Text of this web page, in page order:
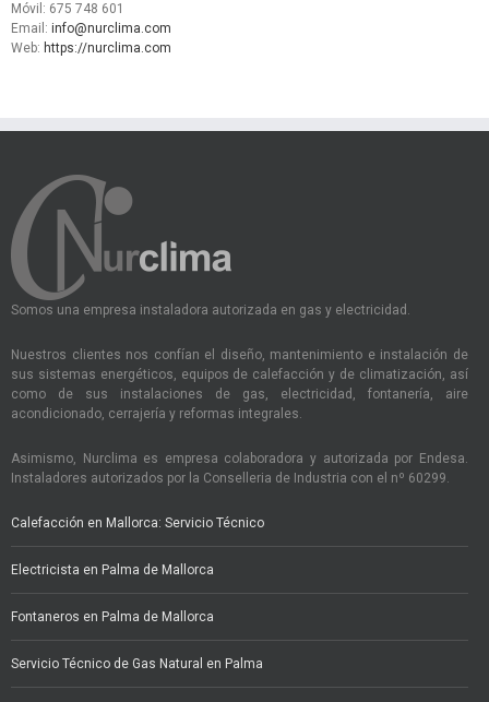
Móvil: 675 748 601
Email: info@nurclima.com
Web: https://nurclima.com
Somos una empresa instaladora autorizada en gas y electricidad.
Nuestros clientes nos confían el diseño, mantenimiento e instalación de
sus sistemas energéticos, equipos de calefacción y de climatización, así
como de sus instalaciones de gas, electricidad, fontanería, aire
acondicionado, cerrajería y reformas integrales.
Asimismo, Nurclima es empresa colaboradora y autorizada por Endesa.
Instaladores autorizados por la Conselleria de Industria con el nº 60299.
Calefacción en Mallorca: Servicio Técnico
Electricista en Palma de Mallorca
Fontaneros en Palma de Mallorca
Servicio Técnico de Gas Natural en Palma